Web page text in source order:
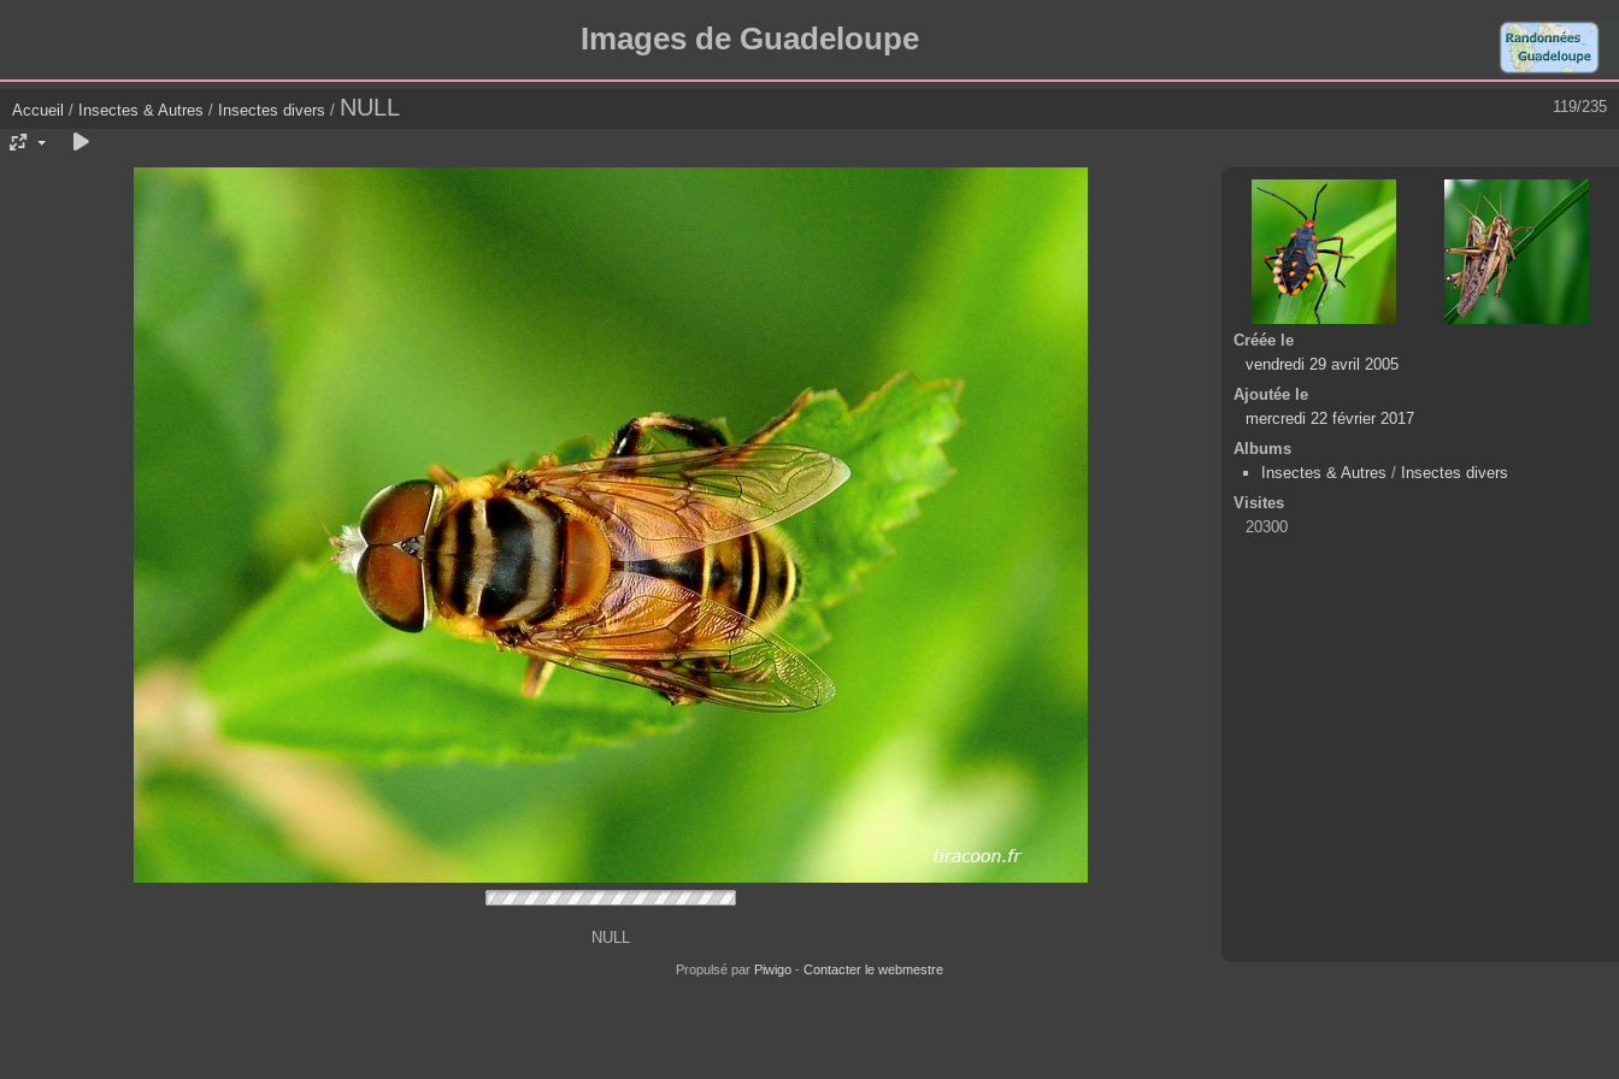
Images de Guadeloupe
119/235
Accueil / Insectes & Autres / Insectes divers / NULL
NULL
Créée le
vendredi 29 avril 2005
Ajoutée le
mercredi 22 février 2017
Albums
Insectes & Autres / Insectes divers
Visites
20300
Propulsé par Piwigo - Contacter le webmestre